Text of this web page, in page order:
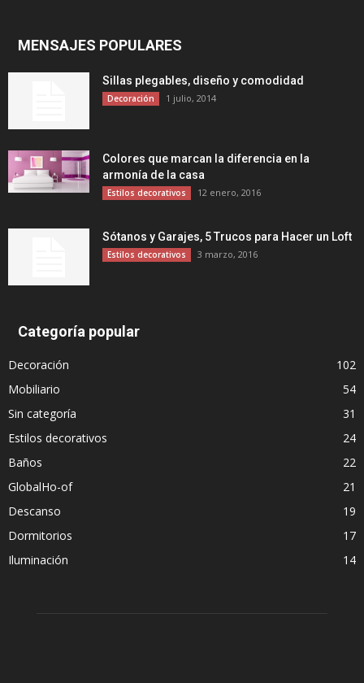
MENSAJES POPULARES
Sillas plegables, diseño y comodidad
Decoración 1 julio, 2014
Colores que marcan la diferencia en la
armonía de la casa
Estilos decorativos 12 enero, 2016
Sótanos y Garajes, 5 Trucos para Hacer un Loft
Estilos decorativos 3 marzo, 2016
Categoría popular
Decoración
102
Mobiliario
54
Sin categoría
31
Estilos decorativos
24
Baños
22
GlobalHo-of
21
Descanso
19
Dormitorios
17
Iluminación
14